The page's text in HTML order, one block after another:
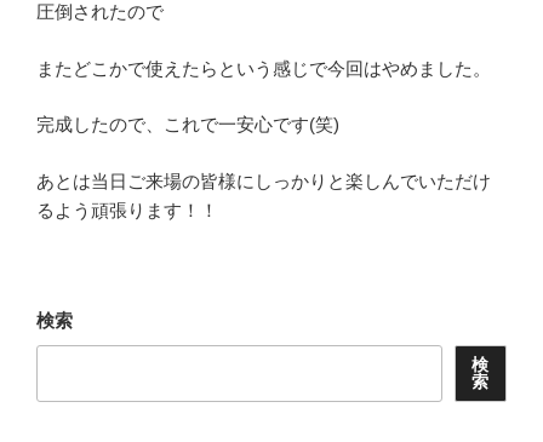
圧倒されたので
またどこかで使えたらという感じで今回はやめました。
完成したので、これで一安心です(笑)
あとは当日ご来場の皆様にしっかりと楽しんでいただけ
るよう頑張ります！！
検索
検
索